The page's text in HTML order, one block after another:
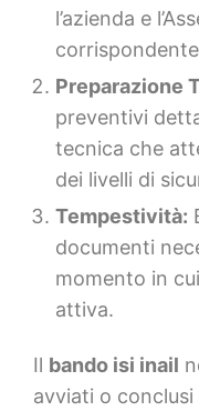
l’azienda e
Preparazione
preventivi
tecnica che
dei livelli di
Tempestività:
documenti
momento in
attiva.
Il bando isi inail
avviati o